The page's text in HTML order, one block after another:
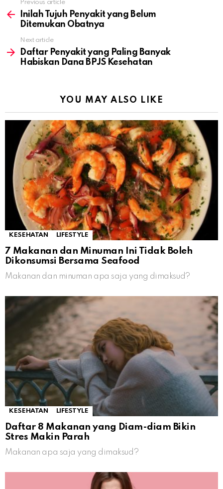
more
Previous article
Inilah Tujuh Penyakit yang Belum
Ditemukan Obatnya
Next article
Daftar Penyakit yang Paling Banyak
Habiskan Dana BPJS Kesehatan
YOU MAY ALSO LIKE
KESEHATAN LIFESTYLE
7 Makanan dan Minuman Ini Tidak Boleh
Dikonsumsi Bersama Seafood
Makanan dan minuman apa saja yang dimaksud?
KESEHATAN LIFESTYLE
Daftar 8 Makanan yang Diam-diam Bikin
Stres Makin Parah
Makanan apa saja yang dimaksud?